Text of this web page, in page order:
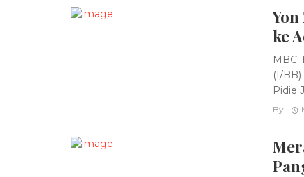
ke
MBC.
(I/
Pidie
By